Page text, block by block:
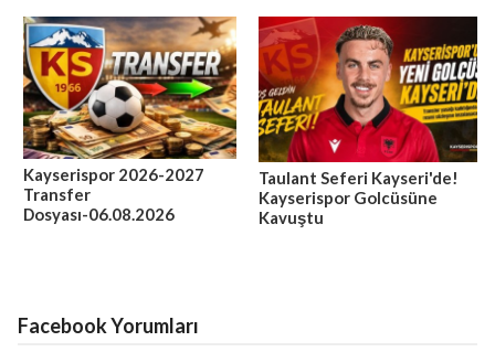
Kayserispor 2026-2027
Transfer
Dosyası-06.08.2026
Taulant Seferi Kayseri'de!
Kayserispor Golcüsüne
Kavuştu
Facebook Yorumları